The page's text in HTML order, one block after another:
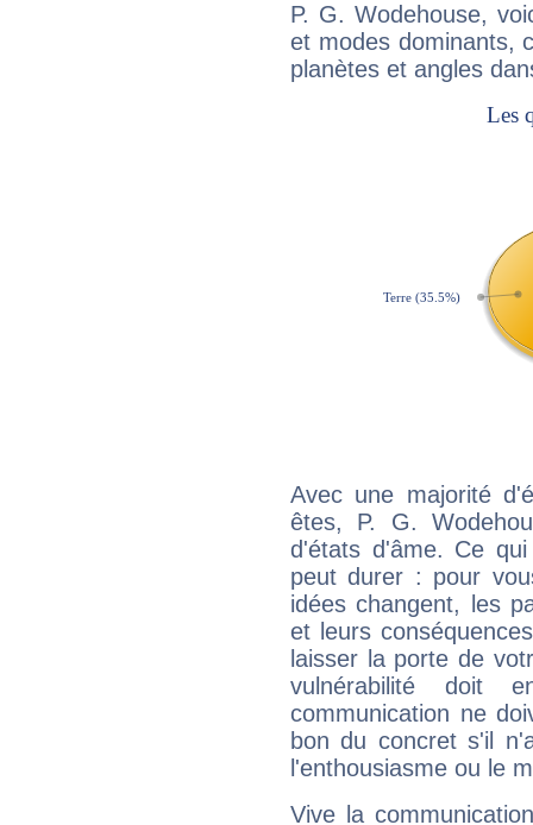
P. G. Wodehouse,
et modes dominants,
planètes et angles
Avec une majorité
êtes, P. G.
d'états d'âme. Ce
peut durer : pour
idées changent, les
et leurs
laisser la porte de
vulnérabilité doit
communication ne
bon du concret s'il
l'enthousiasme ou le
Vive la